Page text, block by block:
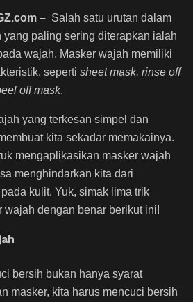
– Salah satu urutan dalam
yang paling sering diterapkan ialah
wajah. Masker wajah memiliki
seperti sheet mask, rinse off
off mask.
yang terkesan simpel dan
kita sekadar memakainya.
mengaplikasikan masker wajah
menghindarkan kita dari
kulit. Yuk, simak lima trik
wajah dengan benar berikut ini!
bersih bukan hanya syarat
masker, kita harus mencuci bersih